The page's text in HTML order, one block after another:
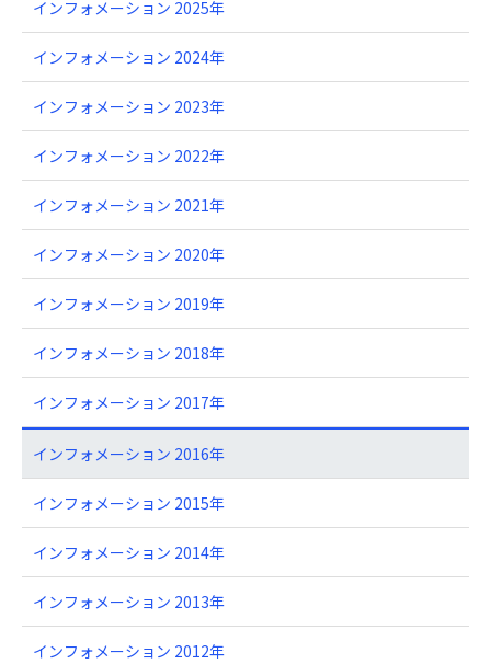
インフォメーション 2025年
インフォメーション 2024年
インフォメーション 2023年
インフォメーション 2022年
インフォメーション 2021年
インフォメーション 2020年
インフォメーション 2019年
インフォメーション 2018年
インフォメーション 2017年
インフォメーション 2016年
インフォメーション 2015年
インフォメーション 2014年
インフォメーション 2013年
インフォメーション 2012年